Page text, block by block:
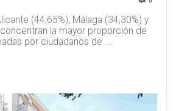
(44,65%), Málaga (34,30%) y
la mayor proporción de
por ciudadanos de ...